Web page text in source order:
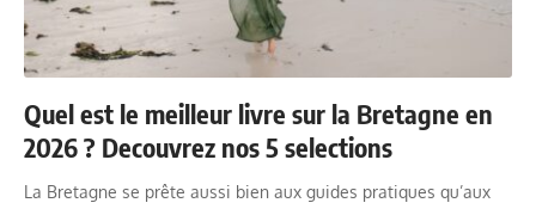
Quel est le meilleur livre sur la Bretagne en
2026 ? Decouvrez nos 5 selections
La Bretagne se prête aussi bien aux guides pratiques qu’aux